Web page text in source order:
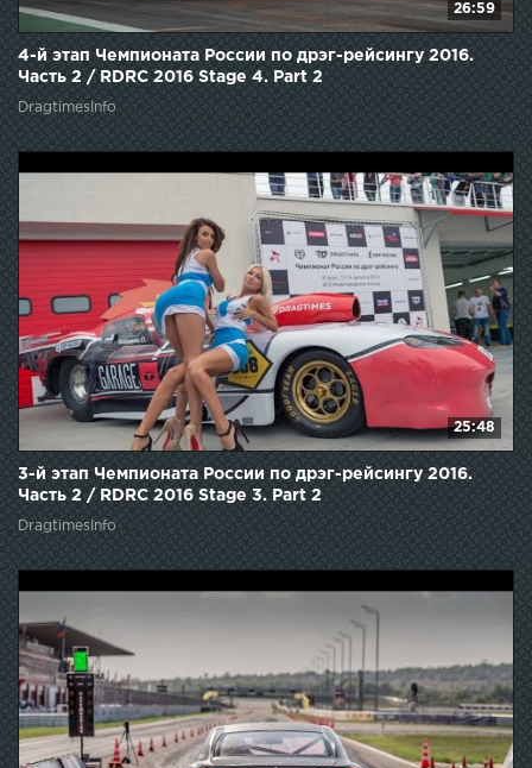
26:59
4-й этап Чемпионата России по дрэг-рейсингу 2016.
Часть 2 / RDRC 2016 Stage 4. Part 2
DragtimesInfo
25:48
3-й этап Чемпионата России по дрэг-рейсингу 2016.
Часть 2 / RDRC 2016 Stage 3. Part 2
DragtimesInfo